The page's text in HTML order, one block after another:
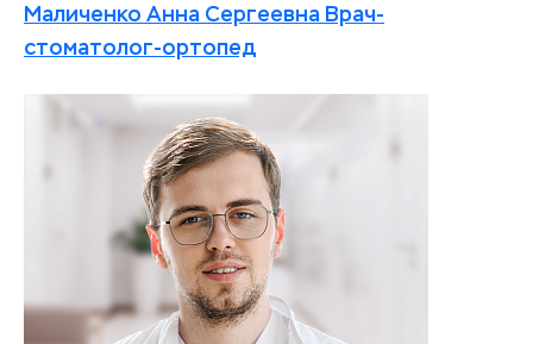
Маличенко Анна Сергеевна Врач-
стоматолог-ортопед